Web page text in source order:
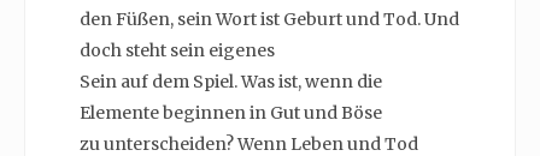
den Füßen, sein Wort ist Geburt und Tod. Und
doch steht sein eigenes
Sein auf dem Spiel. Was ist, wenn die
Elemente beginnen in Gut und Böse
zu unterscheiden? Wenn Leben und Tod